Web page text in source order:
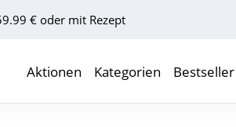
€ oder mit Rezept
Aktionen Kategorien Bestseller